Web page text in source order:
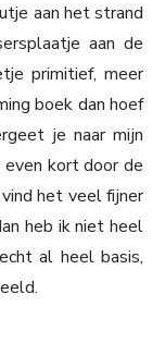
aan het strand
aan de
primitief, meer
boek dan hoef
je naar mijn
even kort door de
het veel fijner
heb ik niet heel
al heel basis,